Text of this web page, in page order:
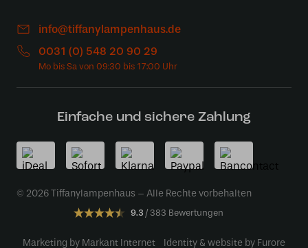
info@tiffanylampenhaus.de
0031 (0) 548 20 90 29
Einfache und sichere Zahlung
© 2026 Tiffanylampenhaus – Alle Rechte vorbehalten
9.3 383 Bewertungen
Marketing by Markant Internet Identity & website by Furore